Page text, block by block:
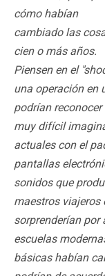
cómo habían
cambiado las
cien o más años.
Piensen en el
una operación en
podrían
muy difícil
actuales con el
pantallas
sonidos que
maestros viajeros
sorprenderían por
escuelas
básicas habían